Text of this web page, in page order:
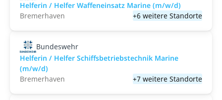
Helferin / Helfer Waffeneinsatz Marine (m/w/d)
Bremerhaven
+6 weitere Standorte
Bundeswehr
Helferin / Helfer Schiffsbetriebstechnik Marine
(m/w/d)
Bremerhaven
+7 weitere Standorte